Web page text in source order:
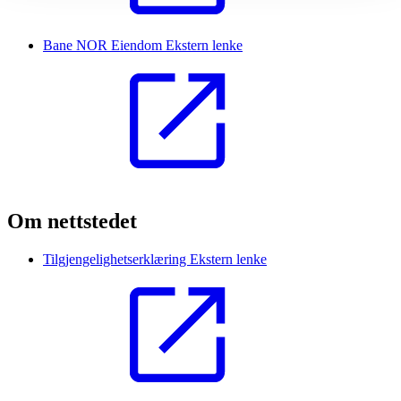
Bane NOR Eiendom Ekstern lenke
Om nettstedet
Tilgjengelighetserklæring Ekstern lenke